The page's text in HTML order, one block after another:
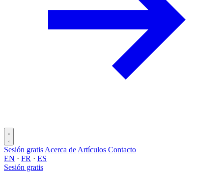
Sesión gratis Acerca de Artículos Contacto
EN · FR · ES
Sesión gratis